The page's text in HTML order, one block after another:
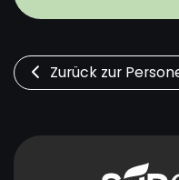
Zurück zur